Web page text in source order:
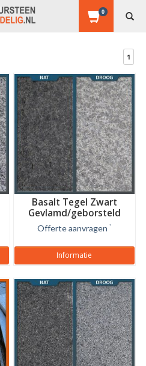
0
1
Basalt Tegel Zwart
Gevlamd/geborsteld
Offerte aanvragen *
Informatie